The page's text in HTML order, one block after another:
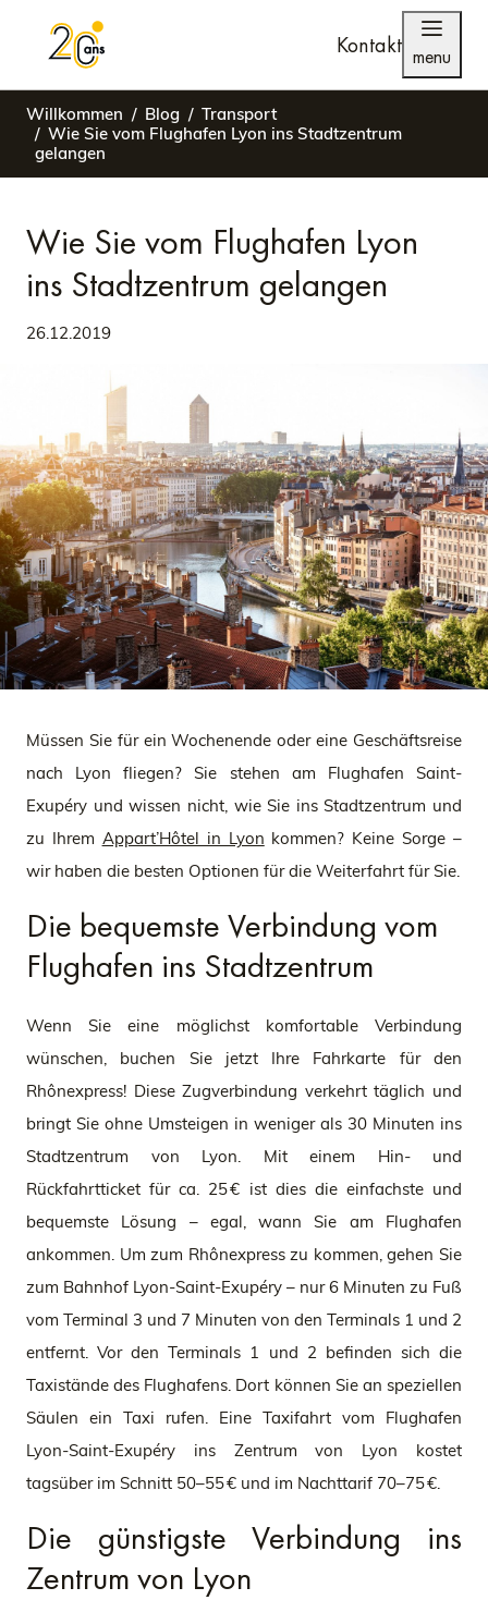
Kontakt menu
Willkommen Blog
Transport
Wie Sie vom Flughafen Lyon ins Stadtzentrum
gelangen
Wie Sie vom Flughafen Lyon
ins Stadtzentrum gelangen
26.12.2019
Müssen Sie für ein Wochenende oder eine Geschäftsreise
nach Lyon fliegen? Sie stehen am Flughafen Saint-
Exupéry und wissen nicht, wie Sie ins Stadtzentrum und
zu Ihrem Appart’Hôtel in Lyon kommen? Keine Sorge –
wir haben die besten Optionen für die Weiterfahrt für Sie.
Die bequemste Verbindung vom
Flughafen ins Stadtzentrum
Wenn Sie eine möglichst komfortable Verbindung
wünschen, buchen Sie jetzt Ihre Fahrkarte für den
Rhônexpress! Diese Zugverbindung verkehrt täglich und
bringt Sie ohne Umsteigen in weniger als 30 Minuten ins
Stadtzentrum von Lyon. Mit einem Hin- und
Rückfahrtticket für ca. 25 € ist dies die einfachste und
bequemste Lösung – egal, wann Sie am Flughafen
ankommen. Um zum Rhônexpress zu kommen, gehen Sie
zum Bahnhof Lyon-Saint-Exupéry – nur 6 Minuten zu Fuß
vom Terminal 3 und 7 Minuten von den Terminals 1 und 2
entfernt. Vor den Terminals 1 und 2 befinden sich die
Taxistände des Flughafens. Dort können Sie an speziellen
Säulen ein Taxi rufen. Eine Taxifahrt vom Flughafen
Lyon-Saint-Exupéry ins Zentrum von Lyon kostet
tagsüber im Schnitt 50–55 € und im Nachttarif 70–75 €.
Die günstigste Verbindung ins
Zentrum von Lyon